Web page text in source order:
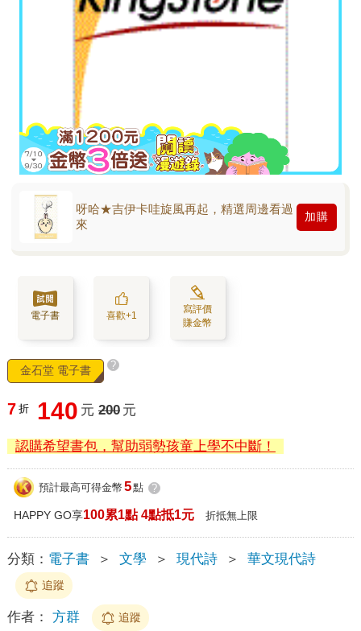
呀哈★吉伊卡哇旋風再起，精選周邊看過
來
加購
電子書 喜歡+1
寫評價
賺金幣
金石堂 電子書 ?
7 折 140 元 200 元
認購希望書包，幫助弱勢孩童上學不中斷！
預計最高可得金幣 5點 ?
HAPPY GO享100累1點 4點抵1元 折抵無上限
分類： 電子書 ＞ 文學 ＞ 現代詩 ＞ 華文現代詩
追蹤
作者： 方群 追蹤